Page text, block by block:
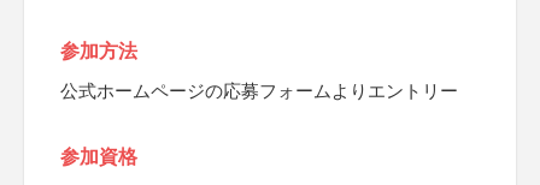
参加方法
公式ホームページの応募フォームよりエントリー
参加資格